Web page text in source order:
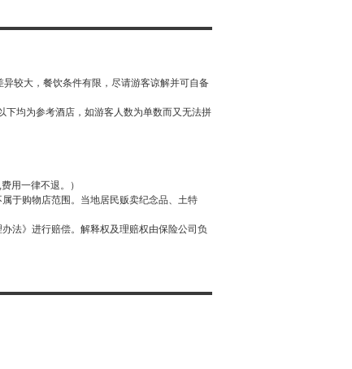
较大，餐饮条件有限，尽请游客谅解并可自备
均为参考酒店，如游客人数为单数而又无法拼
用一律不退。）
于购物店范围。当地居民贩卖纪念品、土特
法》进行赔偿。解释权及理赔权由保险公司负